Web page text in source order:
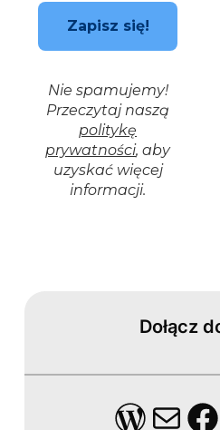
Nie spamujemy!
Przeczytaj naszą
politykę
prywatności, aby
uzyskać więcej
informacji.
Dołącz
Mail